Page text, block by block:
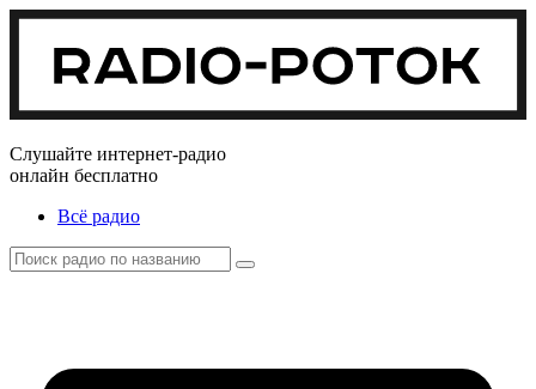
Слушайте интернет-радио
онлайн бесплатно
Всё радио